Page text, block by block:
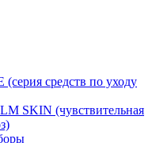
средств по уходу
SKIN (чувствительная